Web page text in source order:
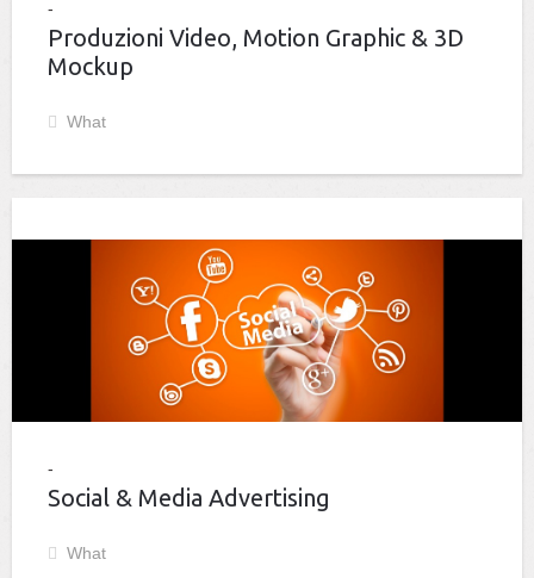
Produzioni Video, Motion Graphic & 3D
Mockup
What
Social & Media Advertising
What